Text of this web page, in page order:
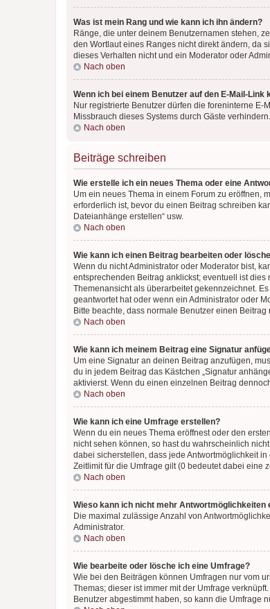
Was ist mein Rang und wie kann ich ihn ändern?
Ränge, die unter deinem Benutzernamen stehen,
den Wortlaut eines Ranges nicht direkt ändern, da
dieses Verhalten nicht und ein Moderator oder
Nach oben
Wenn ich bei einem Benutzer auf den E-Mail-
Nur registrierte Benutzer dürfen die foreninterne
Missbrauch dieses Systems durch Gäste verhindern.
Nach oben
Beiträge schreiben
Wie erstelle ich ein neues Thema oder eine
Um ein neues Thema in einem Forum zu eröffnen,
erforderlich ist, bevor du einen Beitrag schreiben
Dateianhänge erstellen“ usw.
Nach oben
Wie kann ich einen Beitrag bearbeiten oder
Wenn du nicht Administrator oder Moderator bist,
entsprechenden Beitrag anklickst; eventuell ist
Themenansicht als überarbeitet gekennzeichnet.
geantwortet hat oder wenn ein Administrator oder
Bitte beachte, dass normale Benutzer einen
Nach oben
Wie kann ich meinem Beitrag eine Signatur
Um eine Signatur an deinen Beitrag anzufügen,
du in jedem Beitrag das Kästchen „Signatur
aktivierst. Wenn du einen einzelnen Beitrag
Nach oben
Wie kann ich eine Umfrage erstellen?
Wenn du ein neues Thema eröffnest oder den
nicht sehen können, so hast du wahrscheinlich
dabei sicherstellen, dass jede Antwortmöglichkeit
Zeitlimit für die Umfrage gilt (0 bedeutet dabei eine
Nach oben
Wieso kann ich nicht mehr Antwortmöglichkeiten
Die maximal zulässige Anzahl von
Administrator.
Nach oben
Wie bearbeite oder lösche ich eine Umfrage?
Wie bei den Beiträgen können Umfragen nur vom
Themas; dieser ist immer mit der Umfrage
Benutzer abgestimmt haben, so kann die Umfrage